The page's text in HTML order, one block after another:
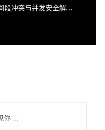
麻将室预约系统：时间段冲突与并发安全解决方案深度解析